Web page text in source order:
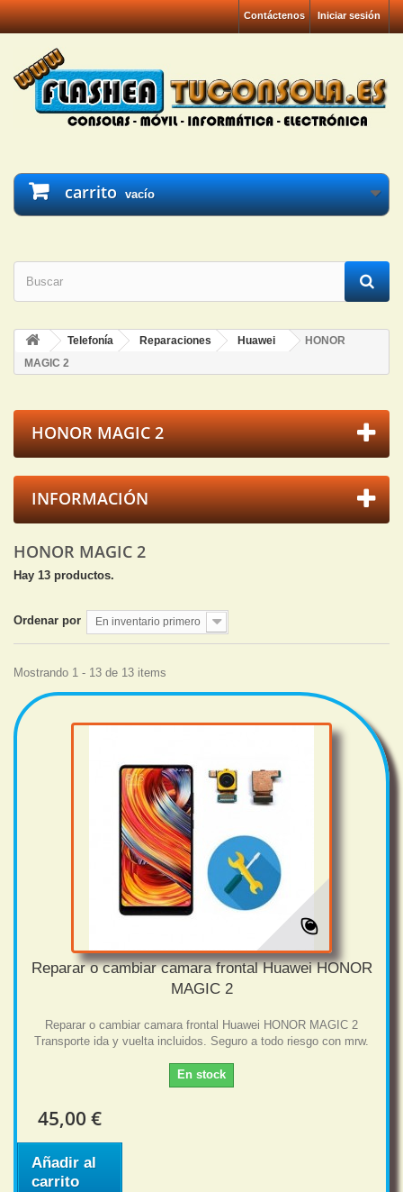
Iniciar sesión
Contáctenos
carrito vacío
Telefonía Reparaciones Huawei
HONOR
MAGIC 2
HONOR MAGIC 2
INFORMACIÓN
HONOR MAGIC 2
Hay 13 productos.
Ordenar por En inventario primero
Mostrando 1 - 13 de 13 items
Reparar o cambiar camara frontal Huawei HONOR
MAGIC 2
Reparar o cambiar camara frontal Huawei HONOR MAGIC 2
Transporte ida y vuelta incluidos. Seguro a todo riesgo con mrw.
En stock
45,00 €
Añadir al
carrito